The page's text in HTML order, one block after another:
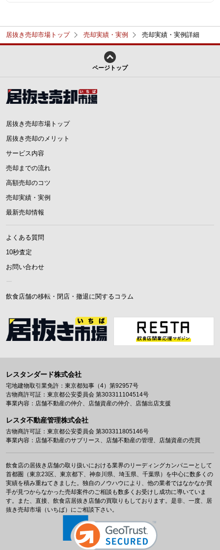
居抜き売却市場トップ 売却実績・実例 売却実績・実例詳細
ページトップ
居抜き売却市場トップ
居抜き売却のメリット
サービス内容
売却までの流れ
高額売却のコツ
売却実績・実例
最新売却情報
よくある質問
10秒査定
お問い合わせ
飲食店舗の移転・閉店・撤退に関するコラム
レスタンダード株式会社
宅地建物取引業免許：東京都知事（4）第92957号
古物商許可証：東京都公安委員会 第303311104514号
事業内容：店舗不動産の仲介、店舗資産の仲介、店舗出店支援
レスタ不動産管理株式会社
古物商許可証：東京都公安委員会 第303311805146号
事業内容：店舗不動産のサブリース、店舗不動産の管理、店舗資産の売買
飲食店の居抜き店舗の取り扱いにおける業界のリーディングカンパニーとして
首都圏（東京23区、東京都下、神奈川県、埼玉県、千葉県）を中心に数多くの
実績を積み重ねてきました。独自のノウハウにより、他の業者ではなかなか買
手が見つからなかった売却案件のご相談も数多くお受けし成功に導いていま
す。また、直接、飲食店居抜き店舗の買取りもしております。是非、一度、居
抜き売却市場（いちば）にご相談下さい。